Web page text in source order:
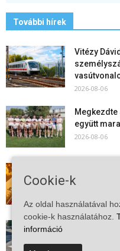
További hírek
Vitézy
2026-08-06
Megkezdte
együtt
2026-08-06
Mi történik
szabadulni
Cookie-k
Az oldal használatával
cookie-k használatához.
információ